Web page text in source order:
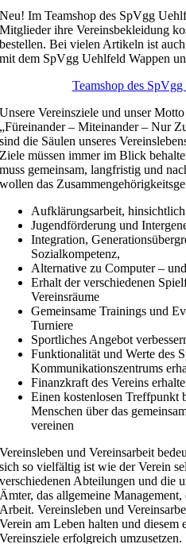
Neu! Im Teamshop des SpVgg
Mitglieder ihre Vereinsbekleidung
bestellen. Bei vielen Artikeln ist
mit dem SpVgg Uehlfeld Wappen
Teamshop des
Unsere Vereinsziele und unser
„Füreinander – Miteinander – Nur
sind die Säulen unseres
Ziele müssen immer im Blick
muss gemeinsam, langfristig und
wollen das
Aufklärungsarbeit,
Jugendförderung und
Integration,
Sozialkompetenz,
Alternative zu Computer –
Erhalt der verschiedenen
Vereinsräume
Gemeinsame Trainings und
Turniere
Sportliches Angebot
Funktionalität und Werte des
Kommunikationszentrums
Finanzkraft des Vereins
Einen kostenlosen Treffpunkt
Menschen über das
vereinen
Vereinsleben und Vereinsarbeit
sich so vielfältig ist wie der Verein
verschiedenen Abteilungen und die
Ämter, das allgemeine
Arbeit. Vereinsleben und
Verein am Leben halten und diesem
Vereinsziele erfolgreich umzusetzen.